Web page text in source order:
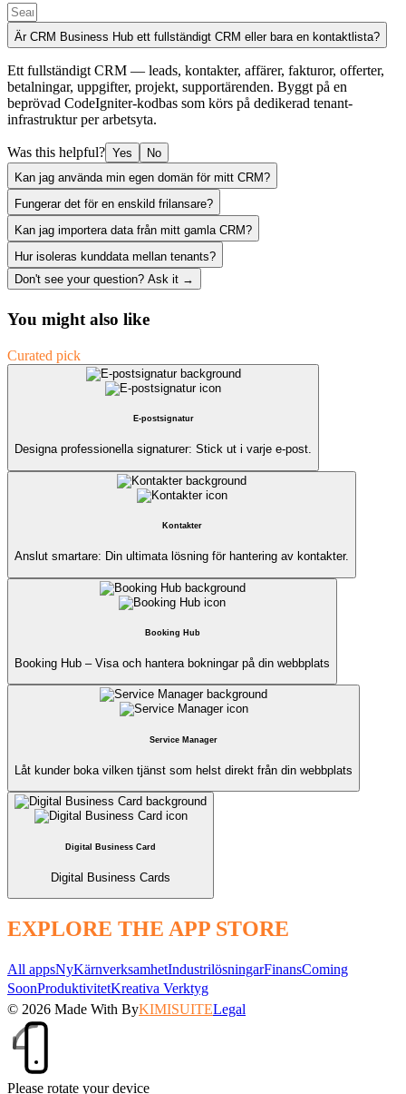
Är CRM Business Hub ett fullständigt CRM eller bara en kontaktlista?
Ett fullständigt CRM — leads, kontakter, affärer, fakturor, offerter,
betalningar, uppgifter, projekt, supportärenden. Byggt på en
beprövad CodeIgniter-kodbas som körs på dedikerad tenant-
infrastruktur per arbetsyta.
Was this helpful? Yes
No
Kan jag använda min egen domän för mitt CRM?
Fungerar det för en enskild frilansare?
Kan jag importera data från mitt gamla CRM?
Hur isoleras kunddata mellan tenants?
Don't see your question? Ask it →
You might also like
Curated pick
E-postsignatur
Designa professionella signaturer: Stick ut i varje e-post.
Kontakter
Anslut smartare: Din ultimata lösning för hantering av kontakter.
Booking Hub
Booking Hub – Visa och hantera bokningar på din webbplats
Service Manager
Låt kunder boka vilken tjänst som helst direkt från din webbplats
Digital Business Card
Digital Business Cards
EXPLORE THE APP STORE
All appsNyKärnverksamhetIndustrilösningarFinansComing
SoonProduktivitetKreativa Verktyg
© 2026 Made With ByKIMISUITELegal
Please rotate your device